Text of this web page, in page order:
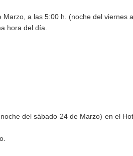
a las 5:00 h. (noche del viernes
hora del día.
del sábado 24 de Marzo) en el